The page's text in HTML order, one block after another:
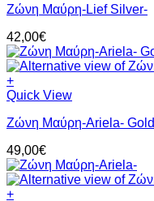
Ζώνη Μαύρη-Lief Silver-
42,00€
+
Quick View
Ζώνη Μαύρη-Ariela- Gold
49,00€
+